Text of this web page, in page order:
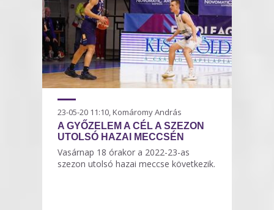
23-05-20 11:10, Komáromy András
A GYŐZELEM A CÉL A SZEZON
UTOLSÓ HAZAI MECCSÉN
Vasárnap 18 órakor a 2022-23-as
szezon utolsó hazai meccse következik.